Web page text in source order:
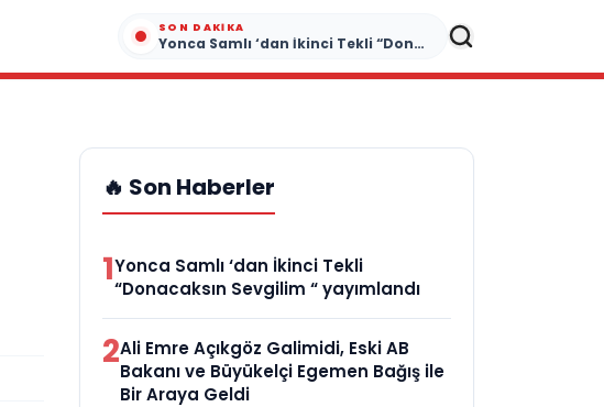
SON DAKIKA
Yonca Samlı ‘dan İkinci Tekli “Donacaksın Sevgilim “ yayımlandı
🔥 Son Haberler
1Yonca Samlı ‘dan İkinci Tekli
“Donacaksın Sevgilim “ yayımlandı
2Ali Emre Açıkgöz Galimidi, Eski AB
Bakanı ve Büyükelçi Egemen Bağış ile
Bir Araya Geldi